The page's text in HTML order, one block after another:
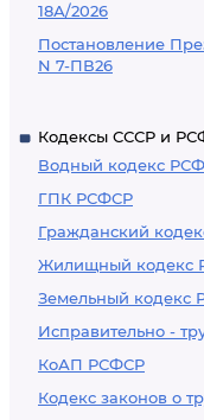
18А/2026
Постановление
N 7-ПВ26
Кодексы СССР и
Водный кодекс
ГПК РСФСР
Гражданский
Жилищный кодекс
Земельный кодекс
Исправительно -
КоАП РСФСР
Кодекс законов о